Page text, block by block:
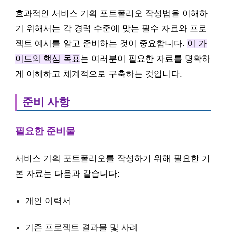
효과적인 서비스 기획 포트폴리오 작성법을 이해하
기 위해서는 각 경력 수준에 맞는 필수 자료와 프로
젝트 예시를 알고 준비하는 것이 중요합니다. 이 가
이드의 핵심 목표는 여러분이 필요한 자료를 명확하
게 이해하고 체계적으로 구축하는 것입니다.
준비 사항
필요한 준비물
서비스 기획 포트폴리오를 작성하기 위해 필요한 기
본 자료는 다음과 같습니다:
개인 이력서
기존 프로젝트 결과물 및 사례